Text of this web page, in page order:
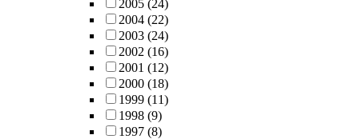
2005 (24)
2004 (22)
2003 (24)
2002 (16)
2001 (12)
2000 (18)
1999 (11)
1998 (9)
1997 (8)